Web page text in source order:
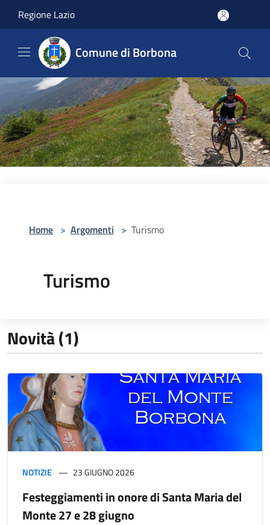
Regione Lazio
Comune di Borbona
Home > Argomenti > Turismo
Turismo
Novità (1)
NOTIZIE 23 GIUGNO 2026
Festeggiamenti in onore di Santa Maria del
Monte 27 e 28 giugno